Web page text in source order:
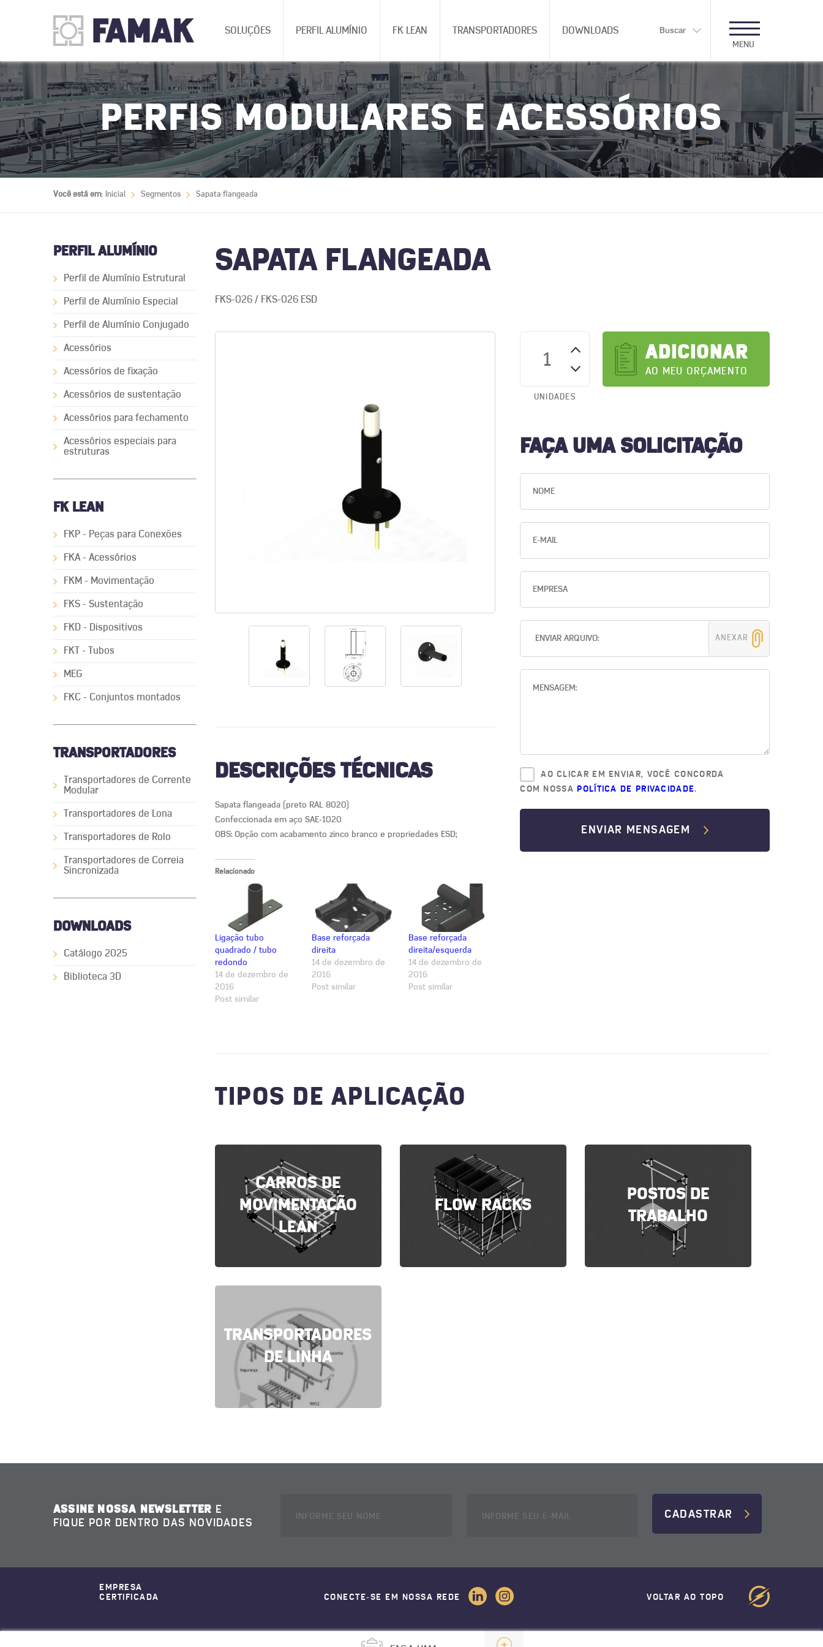
SOLUÇÕES PERFIL ALUMÍNIO FK LEAN TRANSPORTADORES DOWNLOADS
Buscar
MENU
PERFIS MODULARES E ACESSÓRIOS
Você está em: Inicial Segmentos Sapata flangeada
PERFIL ALUMÍNIO
Perfil de Alumínio Estrutural
Perfil de Alumínio Especial
Perfil de Alumínio Conjugado
Acessórios
Acessórios de fixação
Acessórios de sustentação
Acessórios para fechamento
Acessórios especiais para
estruturas
FK LEAN
FKP - Peças para Conexões
FKA - Acessórios
FKM - Movimentação
FKS - Sustentação
FKD - Dispositivos
FKT - Tubos
MEG
FKC - Conjuntos montados
TRANSPORTADORES
Transportadores de Corrente
Modular
Transportadores de Lona
Transportadores de Rolo
Transportadores de Correia
Sincronizada
DOWNLOADS
Catálogo 2025
Biblioteca 3D
SAPATA FLANGEADA
FKS-026 / FKS-026 ESD
DESCRIÇÕES TÉCNICAS
Sapata flangeada (preto RAL 8020)
Confeccionada em aço SAE-1020
OBS: Opção com acabamento zinco branco e propriedades ESD;
Relacionado
Ligação tubo
quadrado / tubo
redondo
14 de dezembro de
2016
Post similar
Base reforçada
direita
14 de dezembro de
2016
Post similar
Base reforçada
direita/esquerda
14 de dezembro de
2016
Post similar
UNIDADES
ADICIONAR
AO MEU ORÇAMENTO
FAÇA UMA SOLICITAÇÃO
ANEXAR
AO CLICAR EM ENVIAR, VOCÊ CONCORDA
COM NOSSA POLÍTICA DE PRIVACIDADE.
ENVIAR MENSAGEM
TIPOS DE APLICAÇÃO
CARROS DE
MOVIMENTAÇÃO
LEAN
FLOW RACKS
POSTOS DE
TRABALHO
TRANSPORTADORES
DE LINHA
ASSINE NOSSA NEWSLETTER E
FIQUE POR DENTRO DAS NOVIDADES
CADASTRAR
EMPRESA
CERTIFICADA
CONECTE-SE EM NOSSA REDE VOLTAR AO TOPO